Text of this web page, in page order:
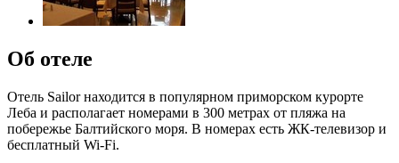
Об отеле
Отель Sailor находится в популярном приморском курорте
Леба и располагает номерами в 300 метрах от пляжа на
побережье Балтийского моря. В номерах есть ЖК-телевизор и
бесплатный Wi-Fi.